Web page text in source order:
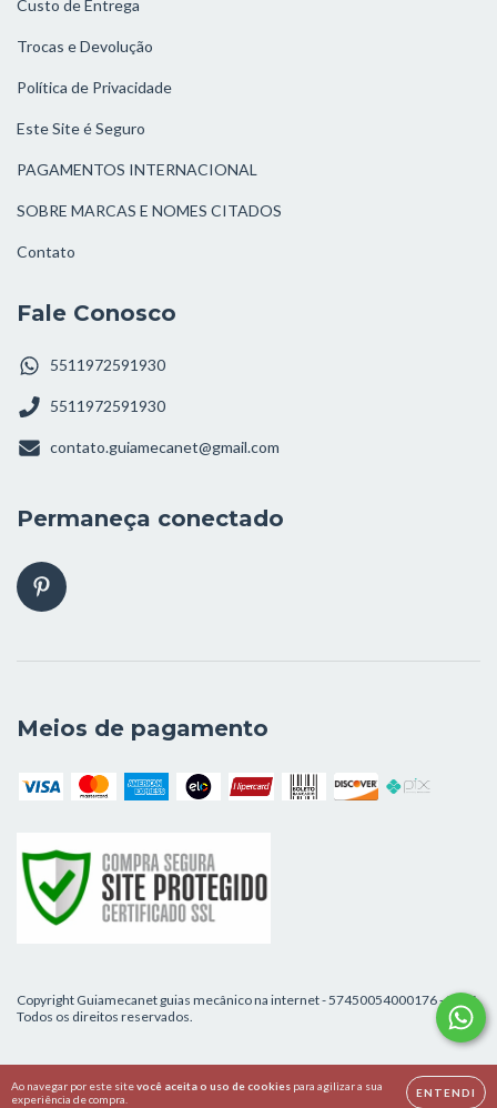
Ao navegar por este sitevocê aceita o uso de cookies para agilizar a sua
experiência de compra.
ENTENDI
Custo de Entrega
Trocas e Devolução
Política de Privacidade
Este Site é Seguro
PAGAMENTOS INTERNACIONAL
SOBRE MARCAS E NOMES CITADOS
Contato
Fale Conosco
5511972591930
5511972591930
contato.guiamecanet@gmail.com
Permaneça conectado
Meios de pagamento
Copyright Guiamecanet guias mecânico na internet - 57450054000176 - 2026.
Todos os direitos reservados.